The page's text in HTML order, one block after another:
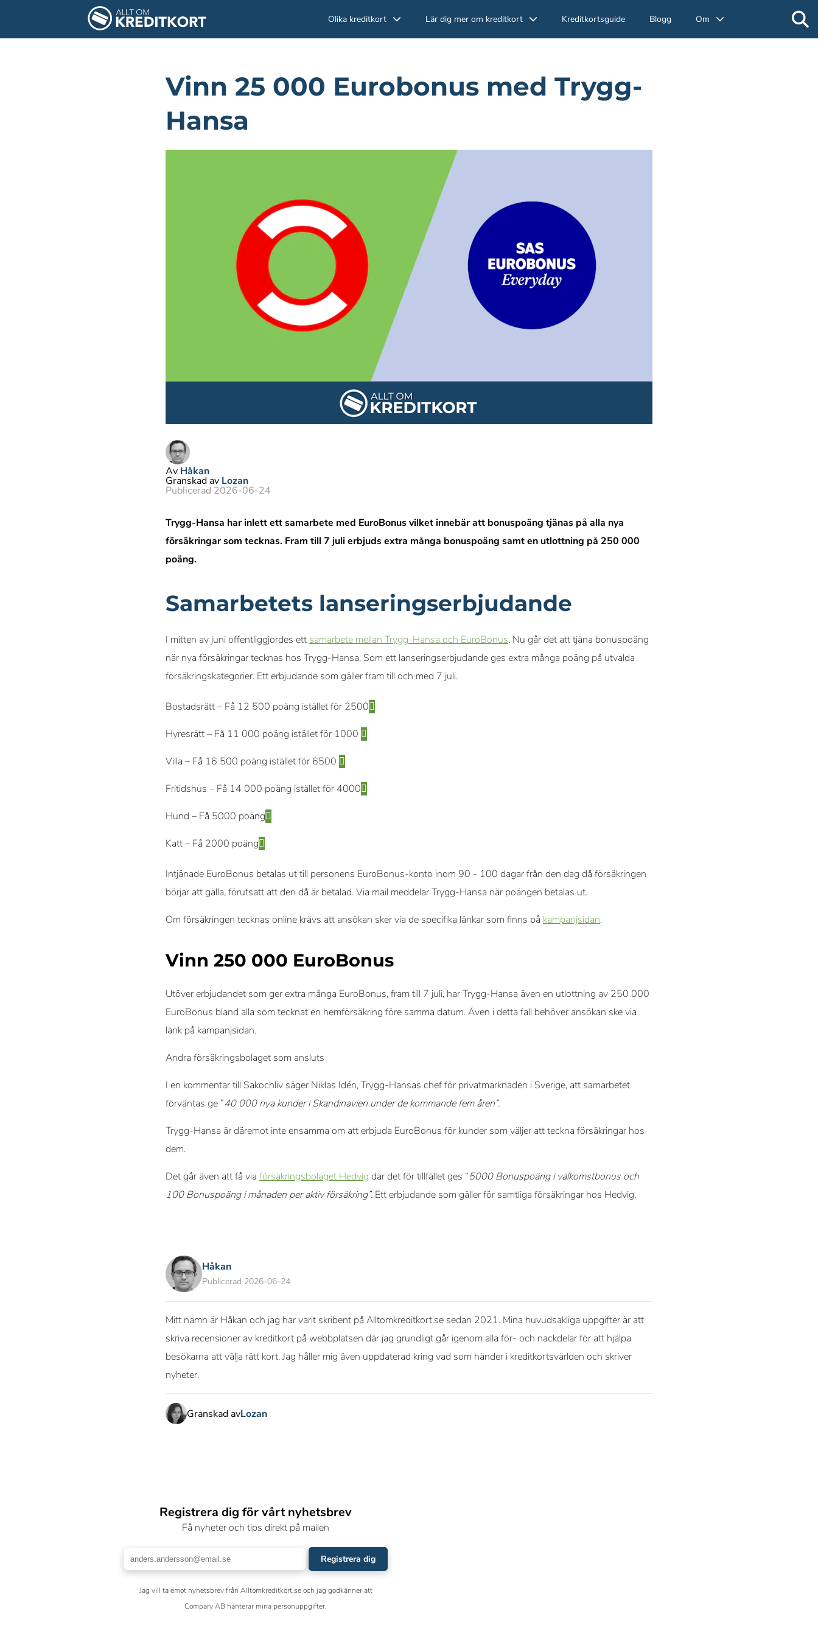
Olika kreditkort Lär dig mer om kreditkort Kreditkortsguide Blogg Om
Vinn 25 000 Eurobonus med Trygg-
Hansa
Av Håkan
Granskad av Lozan
Publicerad 2026-06-24
Trygg-Hansa har inlett ett samarbete med EuroBonus vilket innebär att bonuspoäng tjänas på alla nya
försäkringar som tecknas. Fram till 7 juli erbjuds extra många bonuspoäng samt en utlottning på 250 000
poäng.
Samarbetets lanseringserbjudande
I mitten av juni offentliggjordes ett samarbete mellan Trygg-Hansa och EuroBonus. Nu går det att tjäna bonuspoäng
när nya försäkringar tecknas hos Trygg-Hansa. Som ett lanseringserbjudande ges extra många poäng på utvalda
försäkringskategorier. Ett erbjudande som gäller fram till och med 7 juli.
Bostadsrätt – Få 12 500 poäng istället för 2500
Hyresrätt – Få 11 000 poäng istället för 1000
Villa – Få 16 500 poäng istället för 6500
Fritidshus – Få 14 000 poäng istället för 4000
Hund – Få 5000 poäng
Katt – Få 2000 poäng
Intjänade EuroBonus betalas ut till personens EuroBonus-konto inom 90 - 100 dagar från den dag då försäkringen
börjar att gälla, förutsatt att den då är betalad. Via mail meddelar Trygg-Hansa när poängen betalas ut.
Om försäkringen tecknas online krävs att ansökan sker via de specifika länkar som finns på kampanjsidan.
Vinn 250 000 EuroBonus
Utöver erbjudandet som ger extra många EuroBonus, fram till 7 juli, har Trygg-Hansa även en utlottning av 250 000
EuroBonus bland alla som tecknat en hemförsäkring före samma datum. Även i detta fall behöver ansökan ske via
länk på kampanjsidan.
Andra försäkringsbolaget som ansluts
I en kommentar till Sakochliv säger Niklas Idén, Trygg-Hansas chef för privatmarknaden i Sverige, att samarbetet
förväntas ge ”40 000 nya kunder i Skandinavien under de kommande fem åren”.
Trygg-Hansa är däremot inte ensamma om att erbjuda EuroBonus för kunder som väljer att teckna försäkringar hos
dem.
Det går även att få via försäkringsbolaget Hedvig där det för tillfället ges ”5000 Bonuspoäng i välkomstbonus och
100 Bonuspoäng i månaden per aktiv försäkring”. Ett erbjudande som gäller för samtliga försäkringar hos Hedvig.
Håkan
Publicerad 2026-06-24
Mitt namn är Håkan och jag har varit skribent på Alltomkreditkort.se sedan 2021. Mina huvudsakliga uppgifter är att
skriva recensioner av kreditkort på webbplatsen där jag grundligt går igenom alla för- och nackdelar för att hjälpa
besökarna att välja rätt kort. Jag håller mig även uppdaterad kring vad som händer i kreditkortsvärlden och skriver
nyheter.
Granskad avLozan
Registrera dig för vårt nyhetsbrev
Få nyheter och tips direkt på mailen
Registrera dig
Jag vill ta emot nyhetsbrev från Alltomkreditkort.se och jag godkänner att
Compary AB hanterar mina personuppgifter.